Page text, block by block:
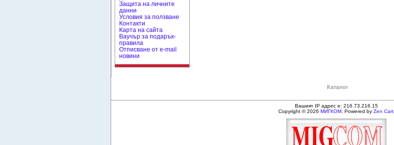
Защита на личните
данни
Условия за ползване
Контакти
Карта на сайта
Ваучър за подарък-
правила
Отписване от e-mail
новини
Каталог
Вашият IP адрес е: 216.73.216.15
Copyright © 2026 МИГКОМ. Powered by Zen Cart.